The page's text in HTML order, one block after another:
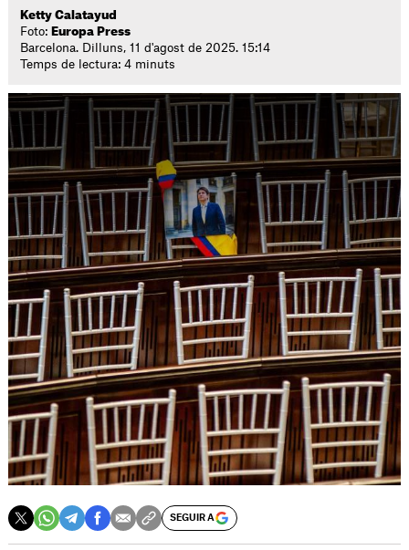
Ketty Calatayud
Foto: Europa Press
Barcelona. Dilluns, 11 d'agost de 2025. 15:14
Temps de lectura: 4 minuts
SEGUIR A